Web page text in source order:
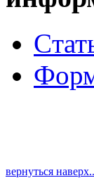
вернуться наверх..